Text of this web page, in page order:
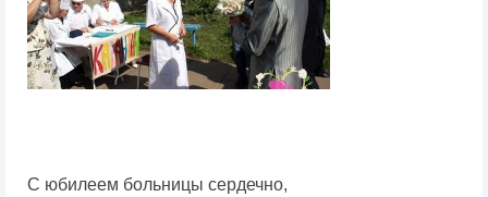
С юбилеем больницы сердечно,